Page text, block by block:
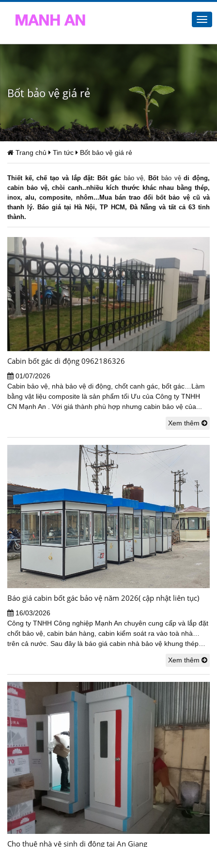
Bốt bảo vệ giá rẻ
Trang chủ Tin tức Bốt bảo vệ giá rẻ
Thiết kế, chế tạo và lắp đặt: Bốt gácbảo vệ, Bốtbảo vệdi động,
cabin bảo vệ, chòi canh..nhiều kích thước khác nhau bằng thép,
inox, alu, composite, nhôm...Mua bán trao đổi bốt bảo vệ cũ và
thanh lý. Báo giá tại Hà Nội, TP HCM, Đà Nẵng và tất cả 63 tỉnh
thành.
Cabin bốt gác di động 0962186326
01/07/2026
Cabin bảo vệ, nhà bảo vệ di động, chốt canh gác, bốt gác…Làm
bằng vật liệu composite là sản phẩm tối Ưu của Công ty TNHH
CN Mạnh An . Với giá thành phù hợp nhưng cabin bảo vệ của...
Xem thêm
Báo giá cabin bốt gác bảo vệ năm 2026( cập nhật liên tục)
16/03/2026
Công ty TNHH Công nghiệp Mạnh An chuyên cung cấp và lắp đặt
chốt bảo vệ, cabin bán hàng, cabin kiểm soát ra vào toà nhà…
trên cả nước. Sau đây là báo giá cabin nhà bảo vệ khung thép…
Xem thêm
Cho thuê nhà vệ sinh di động tại An Giang